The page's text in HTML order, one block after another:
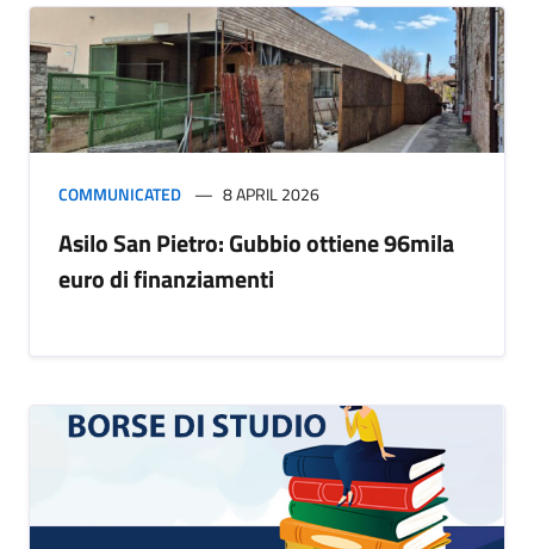
COMMUNICATED 8 APRIL 2026
Asilo San Pietro: Gubbio ottiene 96mila
euro di finanziamenti